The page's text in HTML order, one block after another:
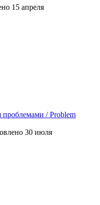
15 апреля
/ Problem
30 июля